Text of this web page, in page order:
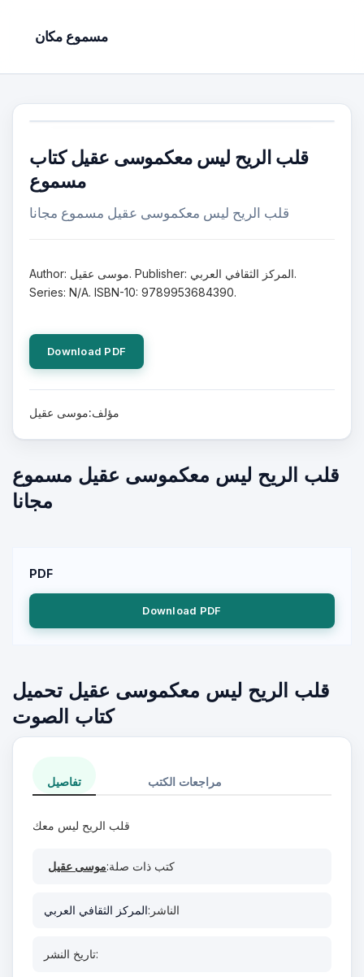
مسموع مكان
قلب الريح ليس معكموسى عقيل كتاب
مسموع
قلب الريح ليس معكموسى عقيل مسموع مجانا
Author: موسى عقيل. Publisher: المركز الثقافي العربي.
Series: N/A. ISBN-10: 9789953684390.
Download PDF
مؤلف:موسى عقيل
قلب الريح ليس معكموسى عقيل مسموع
مجانا
PDF
Download PDF
قلب الريح ليس معكموسى عقيل تحميل
كتاب الصوت
تفاصيل مراجعات الكتب
قلب الريح ليس معك
كتب ذات صلة:موسى عقيل
الناشر:المركز الثقافي العربي
تاريخ النشر: